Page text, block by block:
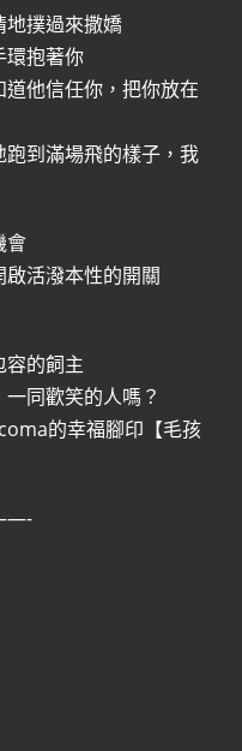
地撲過來撒嬌
環抱著你
他信任你，把你放在
到滿場飛的樣子，我
會
活潑本性的開關
容的飼主
同歡笑的人嗎？
的幸福腳印【毛孩